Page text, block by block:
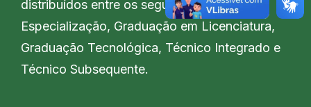
distribuídos entre os seguintes tipos:
Especialização, Graduação em Licenciatura,
Graduação Tecnológica, Técnico Integrado e
Técnico Subsequente.